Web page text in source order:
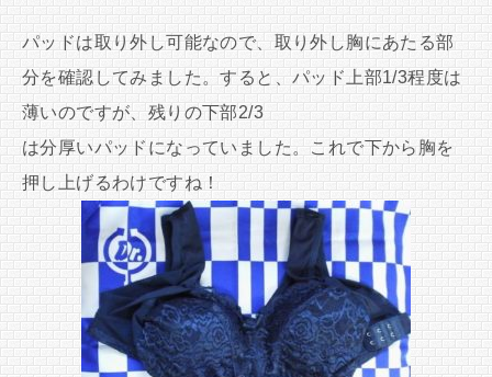
パッドは取り外し可能なので、取り外し胸にあたる部
分を確認してみました。すると、パッド上部1/3程度は
薄いのですが、残りの下部2/3
は分厚いパッドになっていました。これで下から胸を
押し上げるわけですね！